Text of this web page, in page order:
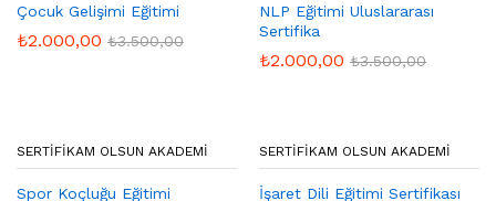
Çocuk Gelişimi Eğitimi
₺2.000,00 ₺3.500,00
NLP Eğitimi Uluslararası
Sertifika
₺2.000,00 ₺3.500,00
SERTIFIKAM OLSUN AKADEMI
Spor Koçluğu Eğitimi
SERTIFIKAM OLSUN AKADEMI
İşaret Dili Eğitimi Sertifikası